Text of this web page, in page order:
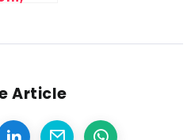
Article